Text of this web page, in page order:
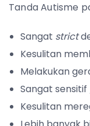
Tanda Autisme
Sangat strict
Kesulitan
Melakukan
Sangat
Kesulitan